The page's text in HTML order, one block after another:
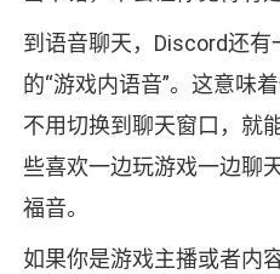
到语音聊天，Discord还
的“游戏内语音”。这意味
不用切换到聊天窗口，就
些喜欢一边玩游戏一边聊
福音。
如果你是游戏主播或者内